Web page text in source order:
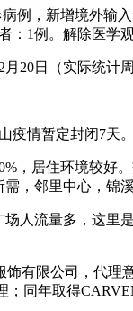
例，新增境外输
：1例。解除医学
月20日（实际统计
疫情暂定封闭7天。
，居住环境较好
，邻里中心，锦
人流量多，这里
有限公司，代理
同年取得